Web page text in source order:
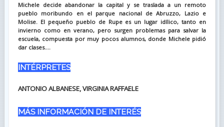
Michele decide abandonar la capital y se traslada a un remoto
pueblo moribundo en el parque nacional de Abruzzo, Lazio e
Molise. El pequeño pueblo de Rupe es un lugar idílico, tanto en
invierno como en verano, pero surgen problemas para salvar la
escuela, compuesta por muy pocos alumnos, donde Michele pidió
dar clases....
INTÉRPRETES
ANTONIO ALBANESE, VIRGINIA RAFFAELE
MÁS INFORMACIÓN DE INTERÉS